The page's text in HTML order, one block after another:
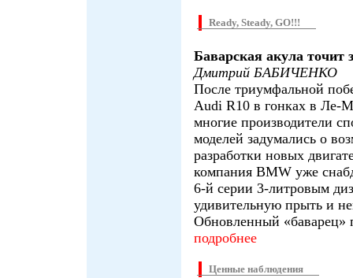
Ready, Steady, GO!!!
Баварская акула точит
Дмитрий БАБИЧЕНКО
После триумфальной
Audi R10 в гонках в Ле-
многие производители
моделей задумались о
разработки новых
компания BMW уже
6-й серии 3-литровым
удивительную прыть и
Обновленный «баварец»
подробнее
Ценные наблюдения